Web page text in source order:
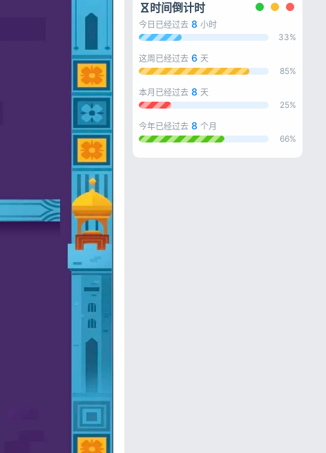
时间倒计时
今日已经过去 8 小时
33%
这周已经过去 6 天
85%
本月已经过去 8 天
25%
今年已经过去 8 个月
66%